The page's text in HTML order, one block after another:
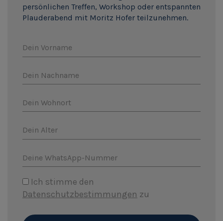
persönlichen Treffen, Workshop oder entspannten
Plauderabend mit Moritz Hofer teilzunehmen.
Dein Vorname
Dein Nachname
Dein Wohnort
Dein Alter
Deine WhatsApp-Nummer
Ich stimme den
Datenschutzbestimmungen zu